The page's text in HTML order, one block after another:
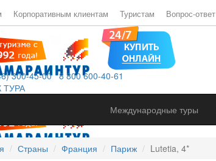
Корпоративным клиентам Туристам Вопрос-ответ
300-45-00 8 800 600-40-61
ТУРА
Международные туры
Страны Франция Париж Lutetia, 4*